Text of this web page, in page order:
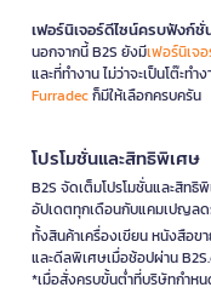
เฟอร์นิเจอร์ดีไซน์ครบฟังก์ชั่
นอกจากนี้ B2S ยังมีเฟอร์นิเจ
และที่ทำงาน ไม่ว่าจะเป็นโต๊ะท
Furradecก็มีให้เลือกครบครัน
โปรโมชั่นและสิทธิพิเศษ
B2S จัดเต็มโปรโมชั่นและสิท
อัปเดตทุกเดือนกับแคมเปญลด
ทั้งสินค้าเครื่องเขียน หนังสือ
และดีลพิเศษเมื่อช้อปผ่าน
*เมื่อสั่งครบขั้นต่ำที่บริษัทกำห